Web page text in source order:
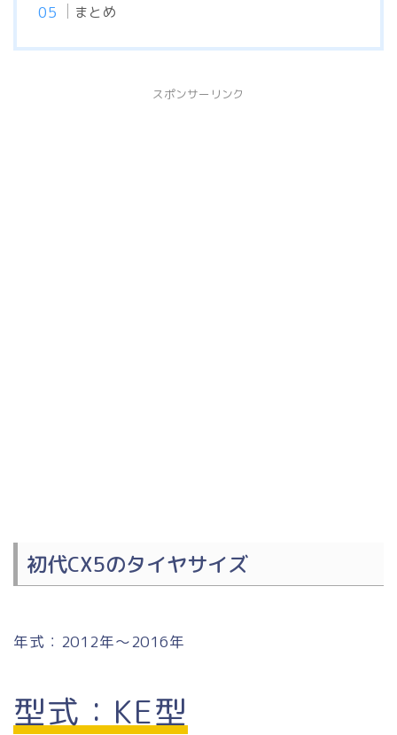
まとめ
スポンサーリンク
初代CX5のタイヤサイズ
年式：2012年～2016年
型式：KE型